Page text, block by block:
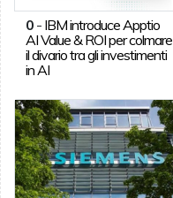
0- IBM introduce Apptio
AI Value & ROI per colmare
il divario tra gli investimenti
in AI